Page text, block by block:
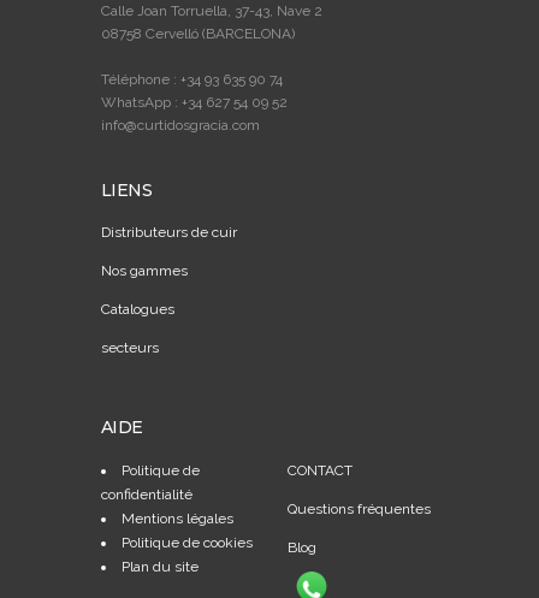
Calle Joan Torruella, 37-43, Nave 2
08758 Cervelló (BARCELONA)
Téléphone : +34 93 635 90 74
WhatsApp : +34 627 54 09 52
info@curtidosgracia.com
LIENS
Distributeurs de cuir
Nos gammes
Catalogues
secteurs
AIDE
Politique de
confidentialité
Mentions légales
Politique de cookies
Plan du site
CONTACT
Questions fréquentes
Blog